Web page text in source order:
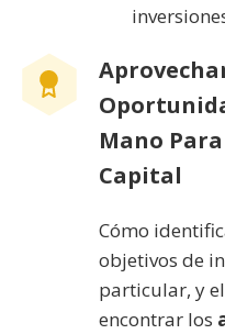
Mano
Capital
Cómo
objetivos de
particular, y
encontrar los